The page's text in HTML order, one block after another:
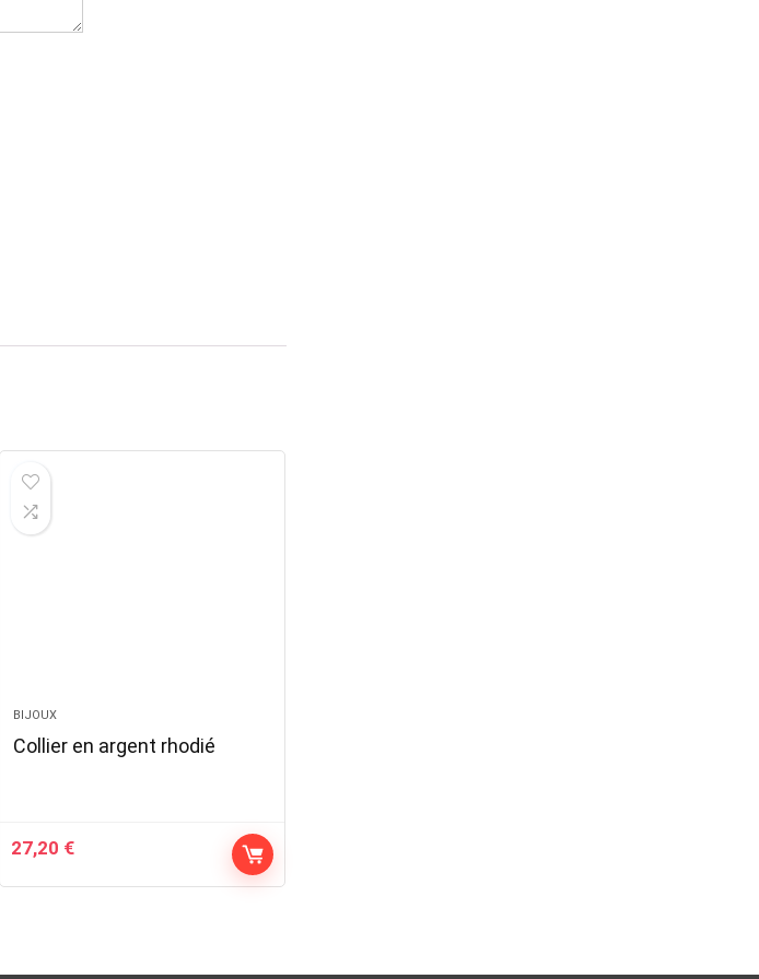
BIJOUX
Collier en argent rhodié
27,20 €